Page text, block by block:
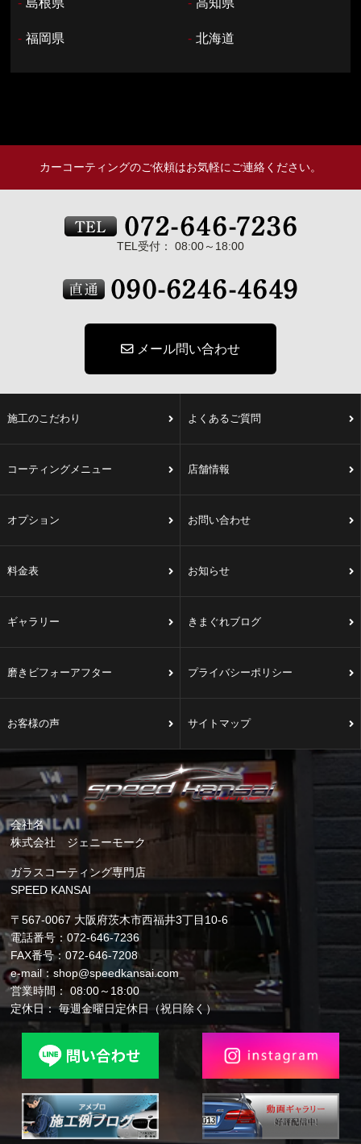
- 福岡県 - 北海道
カーコーティングのご依頼はお気軽にご連絡ください。
TEL受付： 08:00～18:00
メール問い合わせ
施工のこだわり よくあるご質問
コーティングメニュー 店舗情報
オプション お問い合わせ
料金表 お知らせ
ギャラリー きまぐれブログ
磨きビフォーアフター プライバシーポリシー
お客様の声 サイトマップ
会社名
株式会社 ジェニーモーク
ガラスコーティング専門店
SPEED KANSAI
〒567-0067 大阪府茨木市西福井3丁目10-6
電話番号：072-646-7236
FAX番号：072-646-7208
e-mail：shop@speedkansai.com
営業時間： 08:00～18:00
定休日： 毎週金曜日定休日（祝日除く）